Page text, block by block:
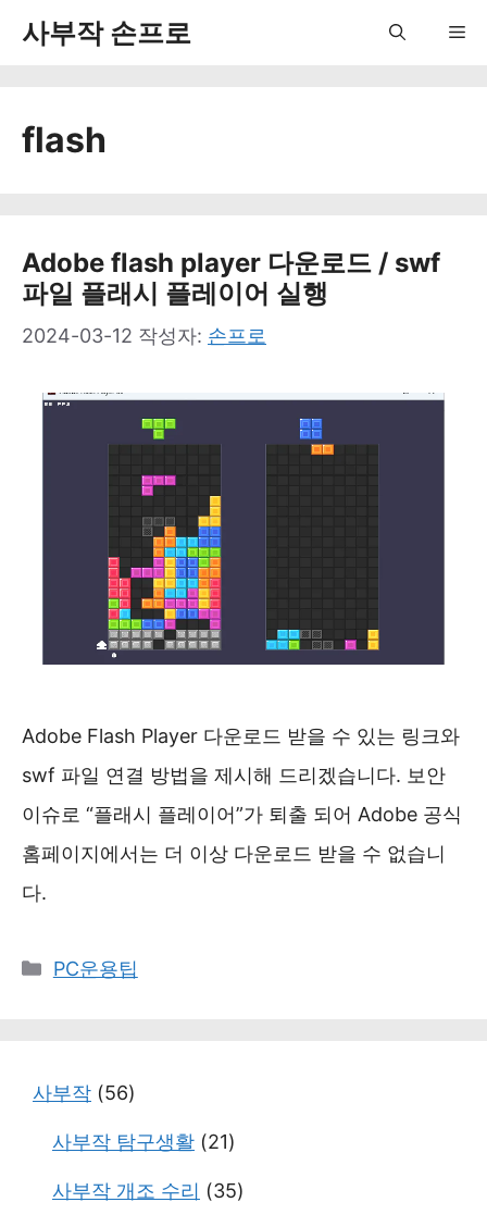
사부작 손프로
flash
Adobe flash player 다운로드 / swf
파일 플래시 플레이어 실행
2024-03-12 작성자: 손프로
Adobe Flash Player 다운로드 받을 수 있는 링크와
swf 파일 연결 방법을 제시해 드리겠습니다. 보안
이슈로 “플래시 플레이어”가 퇴출 되어 Adobe 공식
홈페이지에서는 더 이상 다운로드 받을 수 없습니
다.
카
PC운용팁
사부작 (56)
사부작 탐구생활 (21)
사부작 개조 수리 (35)